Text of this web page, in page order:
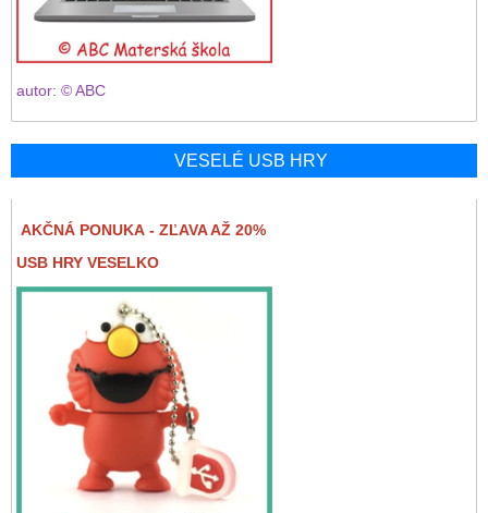
autor: © ABC
VESELÉ USB HRY
AKČNÁ PONUKA - ZĽAVA AŽ 20%
USB HRY VESELKO